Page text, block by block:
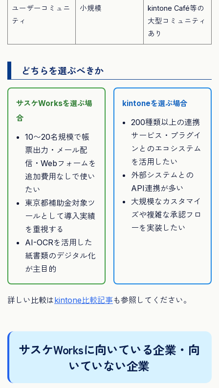
ユーザーコミュニ
ティ
小規模
kintone Café等の
大型コミュニティ
あり
どちらを選ぶべきか
サスケWorksを選ぶ場
合
10〜20名規模で帳
票出力・メール配
信・Webフォームを
追加費用なしで使い
たい
東京都補助金対象ツ
ールとして導入実績
を重視する
AI-OCRを活用した
紙書類のデジタル化
が主目的
kintoneを選ぶ場合
200種類以上の連携
サービス・プラグイ
ンとのエコシステム
を活用したい
外部システムとの
API連携が多い
大規模なカスタマイ
ズや複雑な承認フロ
ーを実装したい
詳しい比較はkintone比較記事も参照してください。
サスケWorksに向いている企業・向
いていない企業